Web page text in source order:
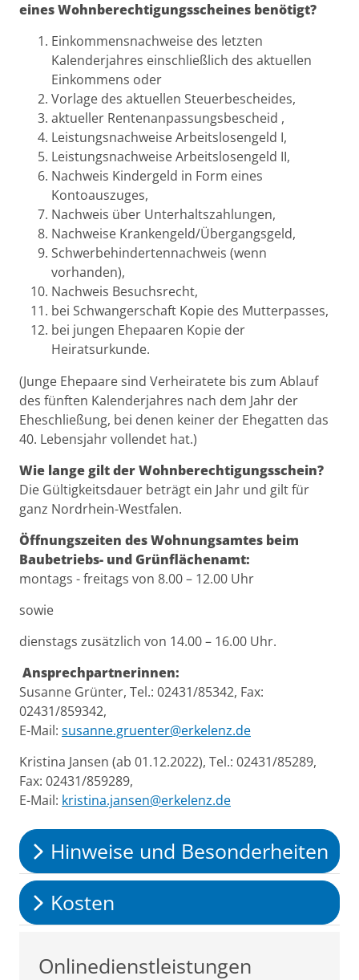
eines Wohnberechtigungsscheines benötigt?
Einkommensnachweise des letzten
Kalenderjahres einschließlich des aktuellen
Einkommens oder
Vorlage des aktuellen Steuerbescheides,
aktueller Rentenanpassungsbescheid ,
Leistungsnachweise Arbeitslosengeld I,
Leistungsnachweise Arbeitslosengeld II,
Nachweis Kindergeld in Form eines
Kontoauszuges,
Nachweis über Unterhaltszahlungen,
Nachweise Krankengeld/Übergangsgeld,
Schwerbehindertennachweis (wenn
vorhanden),
Nachweis Besuchsrecht,
bei Schwangerschaft Kopie des Mutterpasses,
bei jungen Ehepaaren Kopie der
Heiratsurkunde.
(Junge Ehepaare sind Verheiratete bis zum Ablauf
des fünften Kalenderjahres nach dem Jahr der
Eheschließung, bei denen keiner der Ehegatten das
40. Lebensjahr vollendet hat.)
Wie lange gilt der Wohnberechtigungsschein?
Die Gültigkeitsdauer beträgt ein Jahr und gilt für
ganz Nordrhein-Westfalen.
Öffnungszeiten des Wohnungsamtes beim
Baubetriebs- und Grünflächenamt:
montags - freitags von 8.00 – 12.00 Uhr
sowie
dienstags zusätzlich von 14.00 – 16.00 Uhr.
Ansprechpartnerinnen:
Susanne Grünter, Tel.: 02431/85342, Fax:
02431/859342,
E-Mail: susanne.gruenter@erkelenz.de
Kristina Jansen (ab 01.12.2022), Tel.: 02431/85289,
Fax: 02431/859289,
E-Mail: kristina.jansen@erkelenz.de
Hinweise und Besonderheiten
Kosten
Onlinedienstleistungen